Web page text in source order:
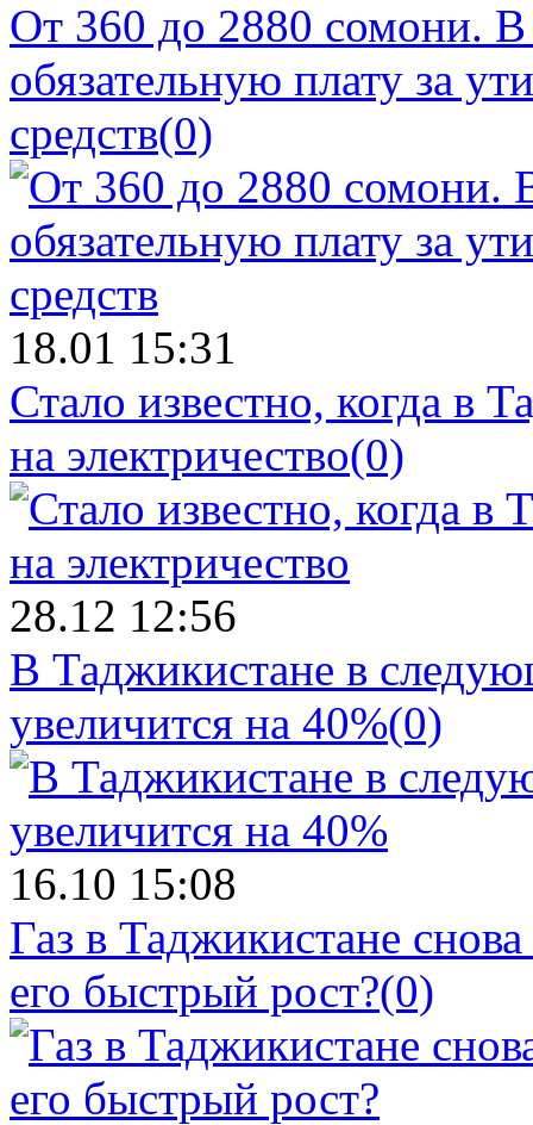
От 360 до 2880 сомони. В
обязательную плату за
средств(0)
18.01 15:31
Стало известно, когда в
на электричество(0)
28.12 12:56
В Таджикистане в
увеличится на 40%(0)
16.10 15:08
Газ в Таджикистане
его быстрый рост?(0)